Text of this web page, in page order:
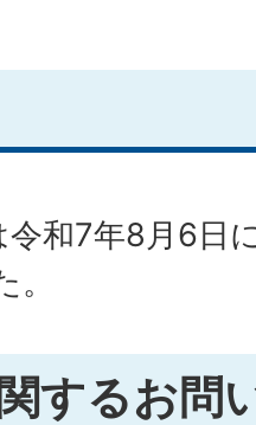
令和7年8月6日
するお問